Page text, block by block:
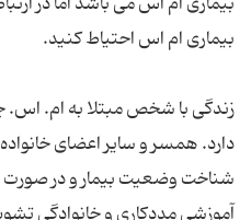
زندگی با شخص مبتلا به ام.
دارد. همسر و سایر اعضای
شناخت وضعیت بیمار و در صورت